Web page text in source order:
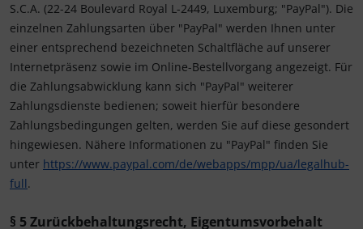
S.C.A. (22-24 Boulevard Royal L-2449, Luxemburg; "PayPal"). Die
einzelnen Zahlungsarten über "PayPal" werden Ihnen unter
einer entsprechend bezeichneten Schaltfläche auf unserer
Internetpräsenz sowie im Online-Bestellvorgang angezeigt. Für
die Zahlungsabwicklung kann sich "PayPal" weiterer
Zahlungsdienste bedienen; soweit hierfür besondere
Zahlungsbedingungen gelten, werden Sie auf diese gesondert
hingewiesen. Nähere Informationen zu "PayPal" finden Sie
unter https://www.paypal.com/de/webapps/mpp/ua/legalhub-
full.
§ 5 Zurückbehaltungsrecht, Eigentumsvorbehalt